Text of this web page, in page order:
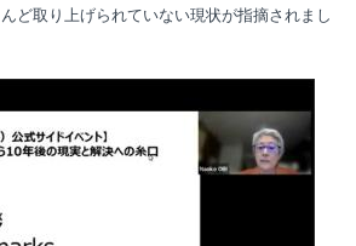
ど取り上げられていない現状が指摘されまし